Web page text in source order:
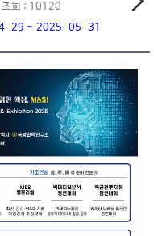
조회 : 10120
29 ~ 2025-05-31